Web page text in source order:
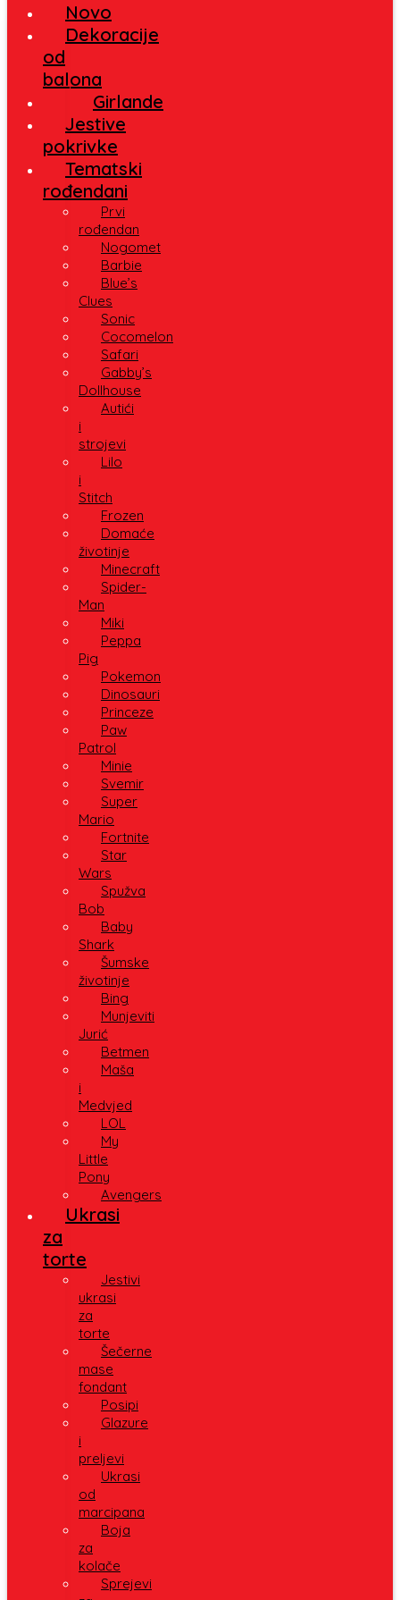
Novo
Dekoracije
od
balona
Girlande
Jestive
pokrivke
Tematski
rođendani
Prvi
rođendan
Nogomet
Barbie
Blue’s
Clues
Sonic
Cocomelon
Safari
Gabby’s
Dollhouse
Autići
i
strojevi
Lilo
i
Stitch
Frozen
Domaće
životinje
Minecraft
Spider-
Man
Miki
Peppa
Pig
Pokemon
Dinosauri
Princeze
Paw
Patrol
Minie
Svemir
Super
Mario
Fortnite
Star
Wars
Spužva
Bob
Baby
Shark
Šumske
životinje
Bing
Munjeviti
Jurić
Betmen
Maša
i
Medvjed
LOL
My
Little
Pony
Avengers
Ukrasi
za
torte
Jestivi
ukrasi
za
torte
Šečerne
mase
fondant
Posipi
Glazure
i
preljevi
Ukrasi
od
marcipana
Boja
za
kolače
Sprejevi